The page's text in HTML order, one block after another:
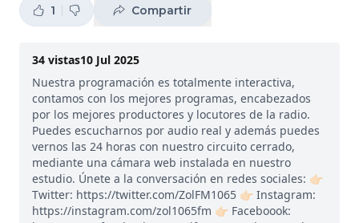
ZOL TV1 Compartir
34 vistas10 Jul 2025
Nuestra programación es totalmente interactiva,
contamos con los mejores programas, encabezados
por los mejores productores y locutores de la radio.
Puedes escucharnos por audio real y además puedes
vernos las 24 horas con nuestro circuito cerrado,
mediante una cámara web instalada en nuestro
estudio. Únete a la conversación en redes sociales: 👉🏻
Twitter: https://twitter.com/ZolFM1065 👉🏻 Instagram:
https://instagram.com/zol1065fm 👉🏻 Faceboook: